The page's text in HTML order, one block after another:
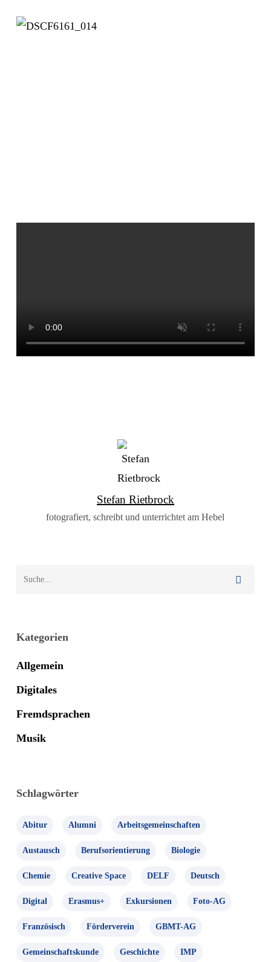
Stefan Rietbrock
fotografiert, schreibt und unterrichtet am Hebel
Kategorien
Allgemein
Digitales
Fremdsprachen
Musik
Schlagwörter
Abitur Alumni Arbeitsgemeinschaften
Austausch Berufsorientierung Biologie
Chemie Creative Space DELF Deutsch
Digital Erasmus+ Exkursionen Foto-AG
Französisch Förderverein GBMT-AG
Gemeinschaftskunde Geschichte IMP